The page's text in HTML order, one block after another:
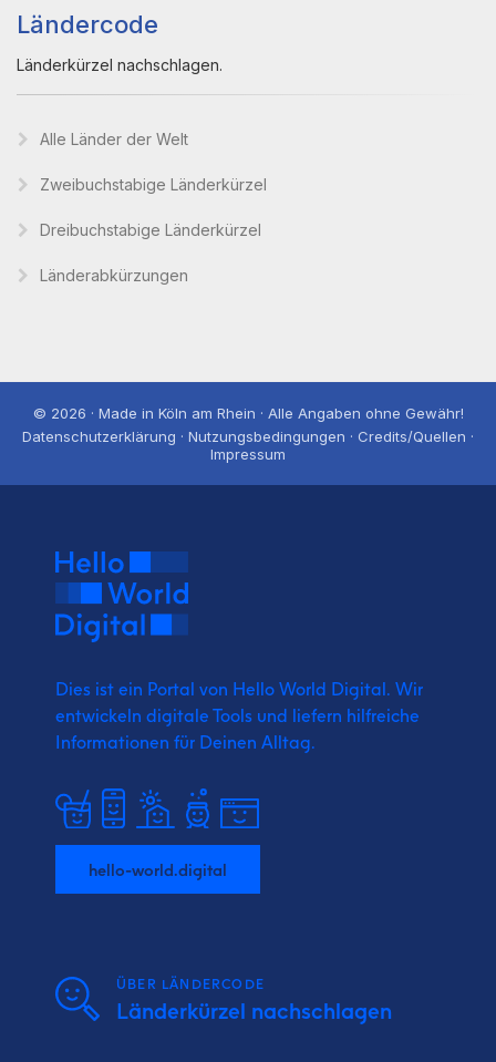
Ländercode
Länderkürzel nachschlagen.
Alle Länder der Welt
Zweibuchstabige Länderkürzel
Dreibuchstabige Länderkürzel
Länderabkürzungen
© 2026 · Made in Köln am Rhein · Alle Angaben ohne Gewähr!
Datenschutzerklärung · Nutzungsbedingungen · Credits/Quellen ·
Impressum
Dies ist ein Portal von Hello World Digital. Wir
entwickeln digitale Tools und liefern hilfreiche
Informationen für Deinen Alltag.
hello-world.digital
ÜBER LÄNDERCODE
Länderkürzel nachschlagen